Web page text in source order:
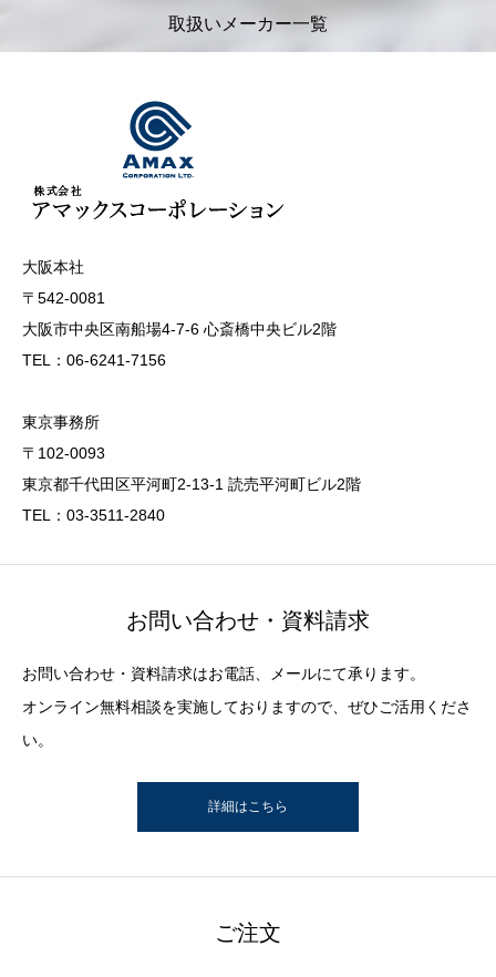
取扱いメーカー一覧
大阪本社
〒542-0081
大阪市中央区南船場4-7-6 心斎橋中央ビル2階
TEL：06-6241-7156
東京事務所
〒102-0093
東京都千代田区平河町2-13-1 読売平河町ビル2階
TEL：03-3511-2840
お問い合わせ・資料請求
お問い合わせ・資料請求はお電話、メールにて承ります。
オンライン無料相談を実施しておりますので、ぜひご活用くださ
い。
詳細はこちら
ご注文